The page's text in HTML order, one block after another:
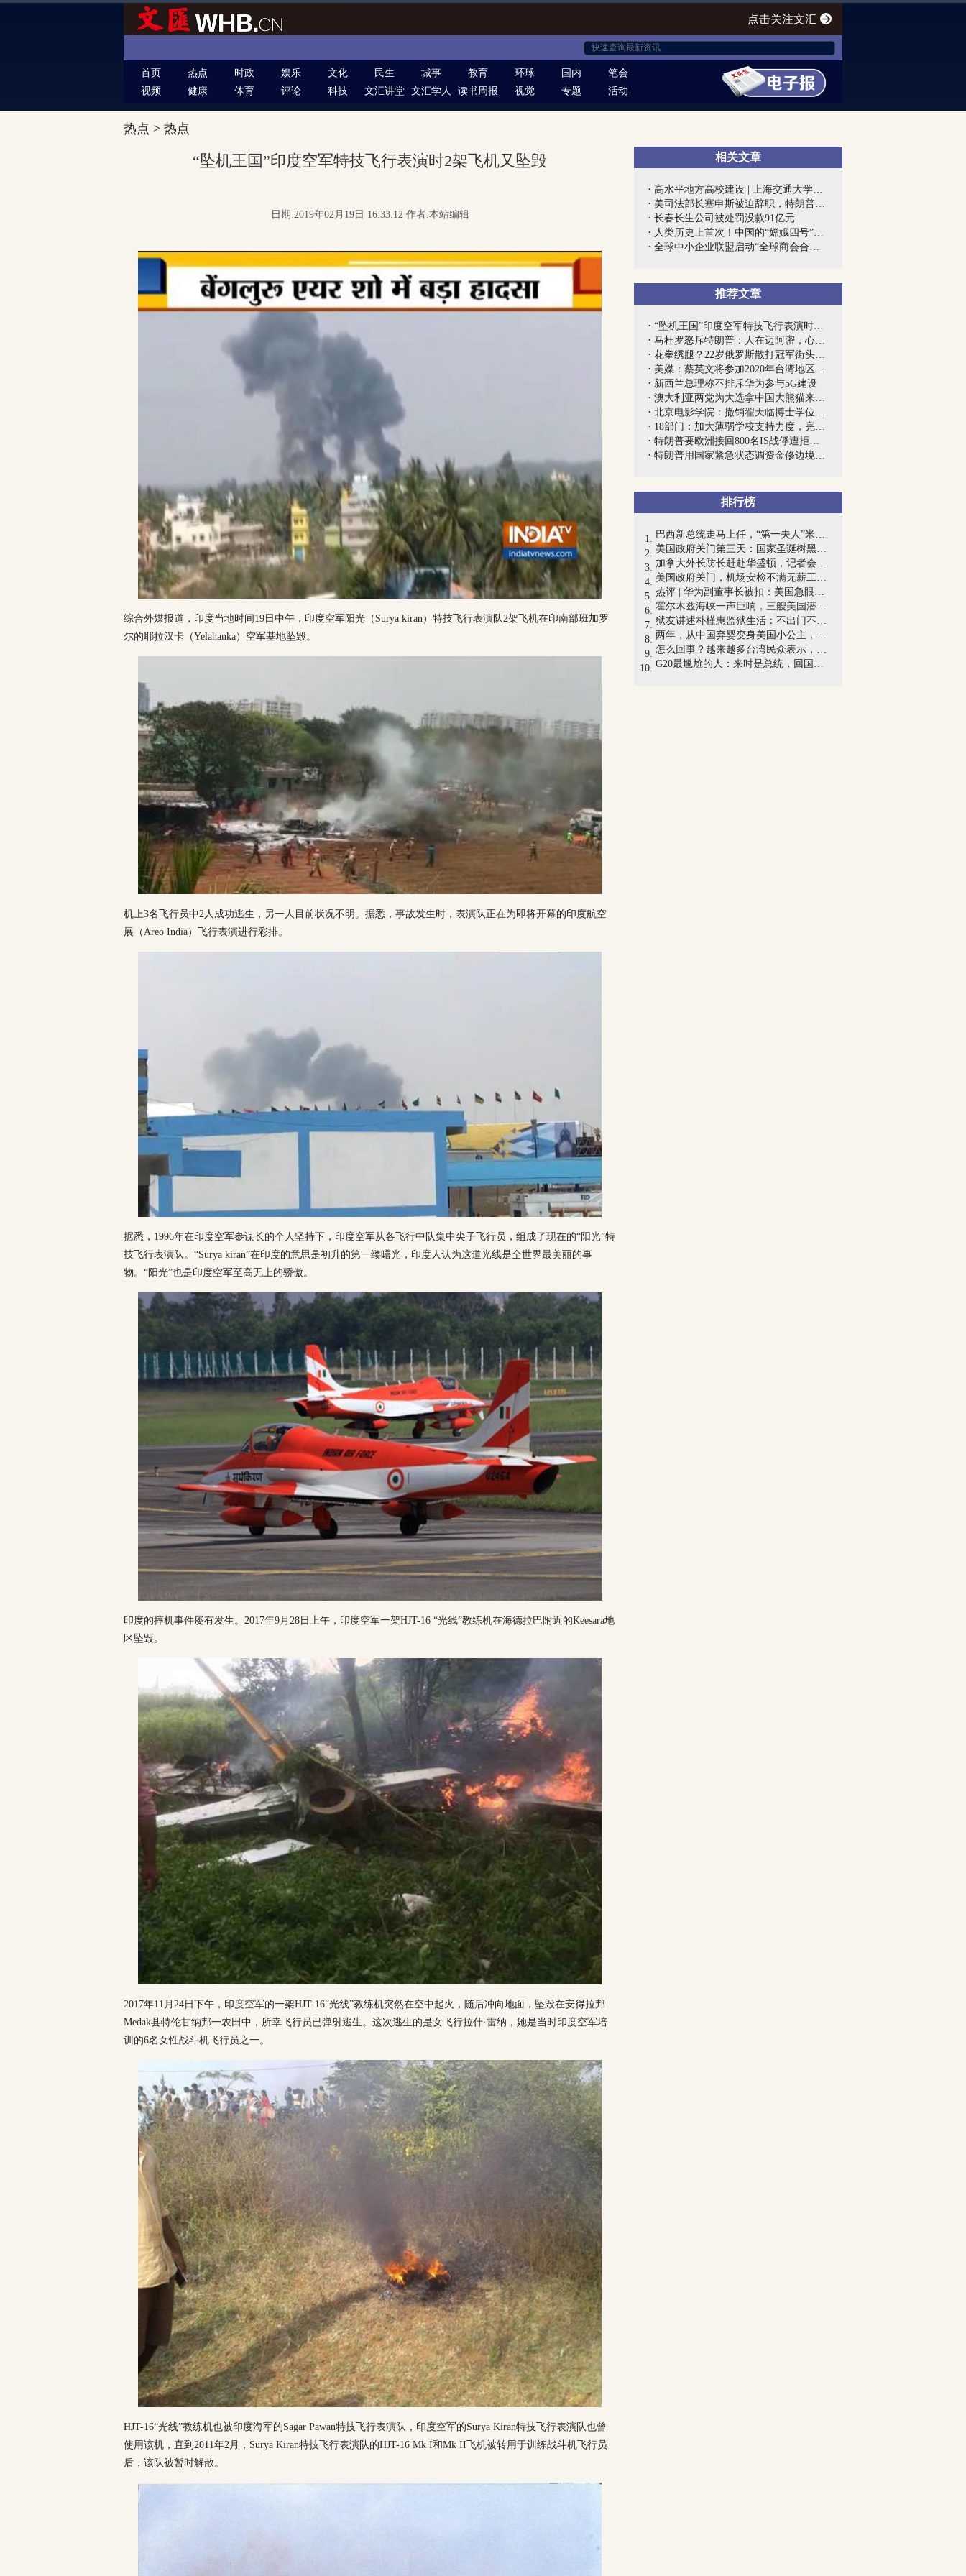
点击关注文汇
首页 热点 时政 娱乐 文化 民生 城事 教育 环球 国内
笔会
视频
健康 体育 评论 科技 文汇讲堂 文汇学人 读书周报 视觉 专题 活动
热点 > 热点
相关文章
高水平地方高校建设 | 上海交通大学医学...
美司法部长塞申斯被迫辞职，特朗普终向“...
长春长生公司被处罚没款91亿元
人类历史上首次！中国的“嫦娥四号”到底...
全球中小企业联盟启动“全球商会合作网”...
推荐文章
“坠机王国”印度空军特技飞行表演时2架...
马杜罗怒斥特朗普：人在迈阿密，心在委内...
花拳绣腿？22岁俄罗斯散打冠军街头被51岁...
美媒：蔡英文将参加2020年台湾地区领导人...
新西兰总理称不排斥华为参与5G建设
澳大利亚两党为大选拿中国大熊猫来打嘴仗
北京电影学院：撤销翟天临博士学位，取消...
18部门：加大薄弱学校支持力度，完善农村...
特朗普要欧洲接回800名IS战俘遭拒绝，叙...
特朗普用国家紧急状态调资金修边境墙，美...
排行榜
巴西新总统走马上任，“第一夫人”米歇尔...
美国政府关门第三天：国家圣诞树黑灯瞎火...
加拿大外长防长赶赴华盛顿，记者会上问的...
美国政府关门，机场安检不满无薪工作纷纷...
热评 | 华为副董事长被扣：美国急眼了，...
霍尔木兹海峡一声巨响，三艘美国潜艇被炸...
狱友讲述朴槿惠监狱生活：不出门不洗澡不...
两年，从中国弃婴变身美国小公主，她的刷...
怎么回事？越来越多台湾民众表示，后悔投...
G20最尴尬的人：来时是总统，回国变“前...
“坠机王国”印度空军特技飞行表演时2架飞机又坠毁
日期:2019年02月19日 16:33:12 作者:本站编辑
综合外媒报道，印度当地时间19日中午，印度空军阳光（Surya kiran）特技飞行表演队2架飞机在印南部班加罗
尔的耶拉汉卡（Yelahanka）空军基地坠毁。
机上3名飞行员中2人成功逃生，另一人目前状况不明。据悉，事故发生时，表演队正在为即将开幕的印度航空
展（Areo India）飞行表演进行彩排。
据悉，1996年在印度空军参谋长的个人坚持下，印度空军从各飞行中队集中尖子飞行员，组成了现在的“阳光”特
技飞行表演队。“Surya kiran”在印度的意思是初升的第一缕曙光，印度人认为这道光线是全世界最美丽的事
物。“阳光”也是印度空军至高无上的骄傲。
印度的摔机事件屡有发生。2017年9月28日上午，印度空军一架HJT-16 “光线”教练机在海德拉巴附近的Keesara地
区坠毁。
2017年11月24日下午，印度空军的一架HJT-16“光线”教练机突然在空中起火，随后冲向地面，坠毁在安得拉邦
Medak县特伦甘纳邦一农田中，所幸飞行员已弹射逃生。这次逃生的是女飞行拉什·雷纳，她是当时印度空军培
训的6名女性战斗机飞行员之一。
HJT-16“光线”教练机也被印度海军的Sagar Pawan特技飞行表演队，印度空军的Surya Kiran特技飞行表演队也曾
使用该机，直到2011年2月，Surya Kiran特技飞行表演队的HJT-16 Mk I和Mk II飞机被转用于训练战斗机飞行员
后，该队被暂时解散。